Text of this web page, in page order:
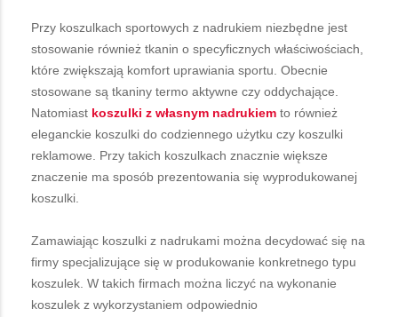
Przy koszulkach sportowych z nadrukiem niezbędne jest
stosowanie również tkanin o specyficznych właściwościach,
które zwiększają komfort uprawiania sportu. Obecnie
stosowane są tkaniny termo aktywne czy oddychające.
Natomiast koszulki z własnym nadrukiem to również
eleganckie koszulki do codziennego użytku czy koszulki
reklamowe. Przy takich koszulkach znacznie większe
znaczenie ma sposób prezentowania się wyprodukowanej
koszulki.
Zamawiając koszulki z nadrukami można decydować się na
firmy specjalizujące się w produkowanie konkretnego typu
koszulek. W takich firmach można liczyć na wykonanie
koszulek z wykorzystaniem odpowiednio